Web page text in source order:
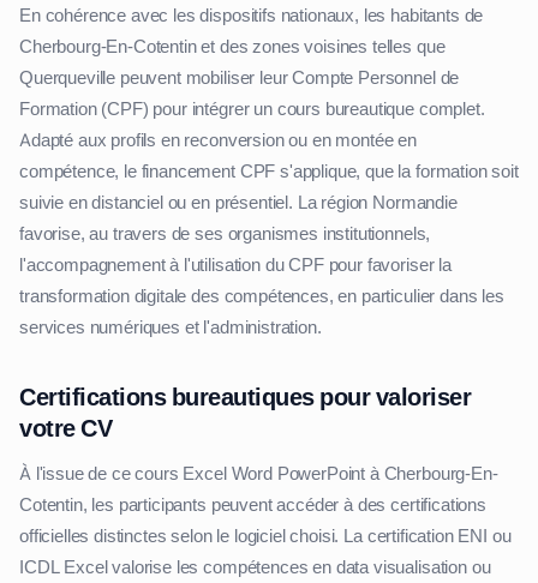
En cohérence avec les dispositifs nationaux, les habitants de
Cherbourg-En-Cotentin et des zones voisines telles que
Querqueville peuvent mobiliser leur Compte Personnel de
Formation (CPF) pour intégrer un cours bureautique complet.
Adapté aux profils en reconversion ou en montée en
compétence, le financement CPF s'applique, que la formation soit
suivie en distanciel ou en présentiel. La région Normandie
favorise, au travers de ses organismes institutionnels,
l'accompagnement à l'utilisation du CPF pour favoriser la
transformation digitale des compétences, en particulier dans les
services numériques et l'administration.
Certifications bureautiques pour valoriser
votre CV
À l'issue de ce cours Excel Word PowerPoint à Cherbourg-En-
Cotentin, les participants peuvent accéder à des certifications
officielles distinctes selon le logiciel choisi. La certification ENI ou
ICDL Excel valorise les compétences en data visualisation ou